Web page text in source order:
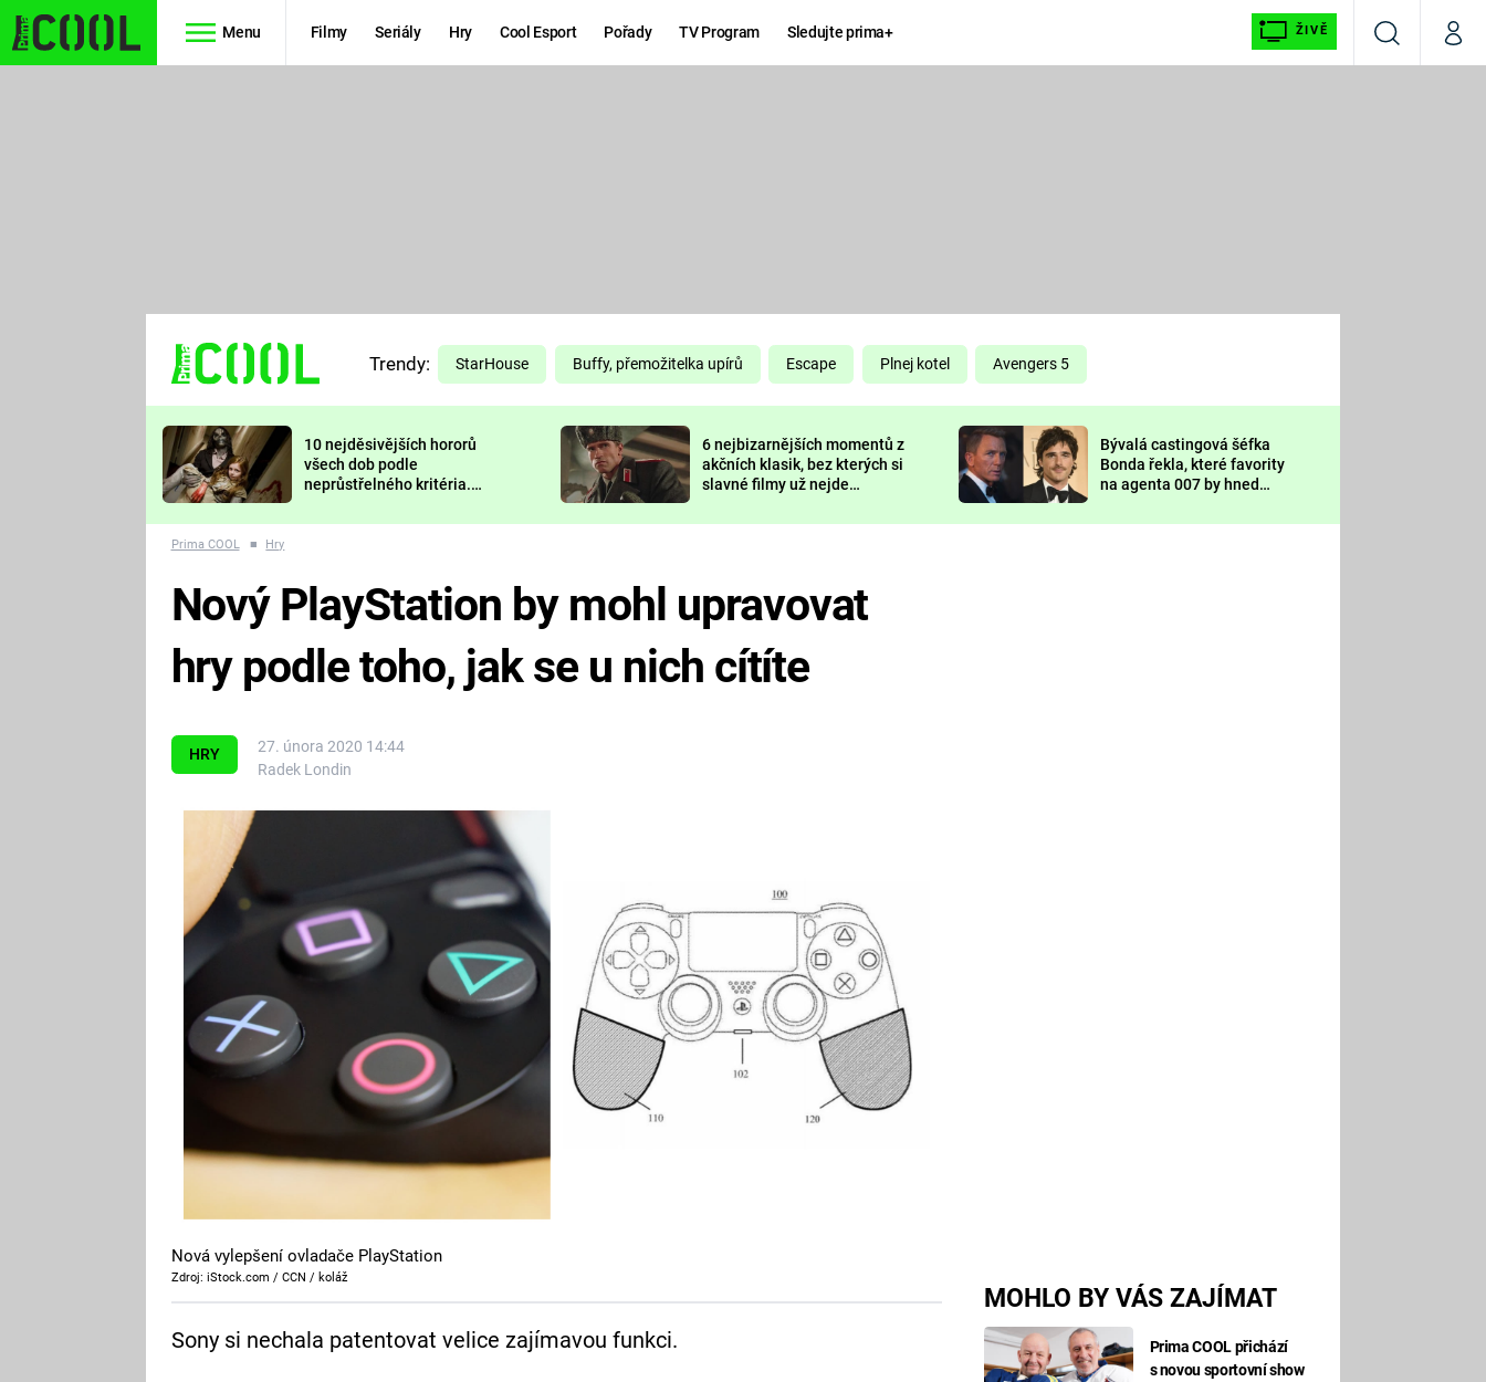
Menu Filmy Seriály Hry Cool Esport Pořady TV Program Sledujte prima+ ŽIVĚ
VyhledáváníMůj
TŘESKU
FUTURAMA
PREDÁTOR
DELIVERANCE
KOMEDIE
CHUCK
NORRIS
DEADPOOL
Prima LAJK
Sledujte nás
Trendy: StarHouse Buffy, přemožitelka upírů Escape Plnej kotel Avengers 5
10 nejděsivějších hororů
všech dob podle
neprůstřelného kritéria.
nejvíc zvednou tep?
6 nejbizarnějších momentů z
akčních klasik, bez kterých si
slavné filmy už nejde
Bývalá castingová šéfka
Bonda řekla, které favority
na agenta 007 by hned
Prima COOL ■ Hry
HRY
27. února 2020 14:44
Radek Londin
MOHLO BY VÁS ZAJÍMAT
Prima COOL přichází
s novou sportovní show
Nový PlayStation by mohl upravovat
hry podle toho, jak se u nich cítíte
Nová vylepšení ovladače PlayStation
Zdroj: iStock.com / CCN / koláž
Sony si nechala patentovat velice zajímavou funkci.